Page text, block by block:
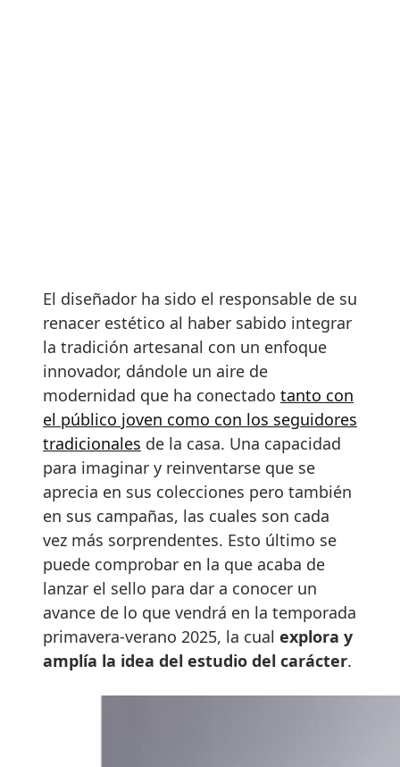
El diseñador ha sido el responsable de su
renacer estético al haber sabido integrar
la tradición artesanal con un enfoque
innovador, dándole un aire de
modernidad que ha conectado tanto con
el público joven como con los seguidores
tradicionales de la casa. Una capacidad
para imaginar y reinventarse que se
aprecia en sus colecciones pero también
en sus campañas, las cuales son cada
vez más sorprendentes. Esto último se
puede comprobar en la que acaba de
lanzar el sello para dar a conocer un
avance de lo que vendrá en la temporada
primavera-verano 2025, la cual explora y
amplía la idea del estudio del carácter.